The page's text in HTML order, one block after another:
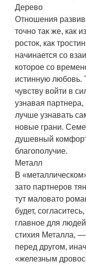
Дерево
Отношения
точно так же, как
росток, как
начинается со
которое со
истинную любовь.
чувству войти в
узнавая
лучше узнавать
новые грани.
душевный
благополучие.
Металл
В
зато партнеров
тут маловато
будет,
главное для
стихия Металла, —
перед другом,
«железным